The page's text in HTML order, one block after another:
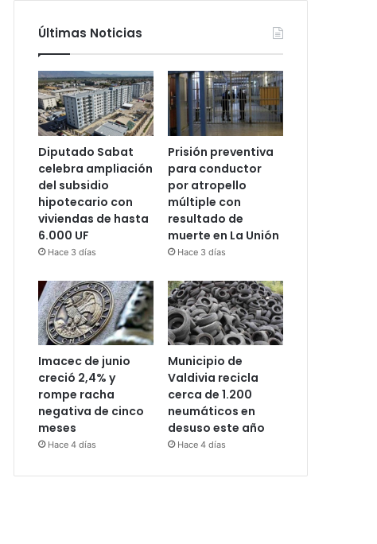
Últimas Noticias
Diputado Sabat
celebra ampliación
del subsidio
hipotecario con
viviendas de hasta
6.000 UF
Hace 3 días
Prisión preventiva
para conductor
por atropello
múltiple con
resultado de
muerte en La Unión
Hace 3 días
Imacec de junio
creció 2,4% y
rompe racha
negativa de cinco
meses
Hace 4 días
Municipio de
Valdivia recicla
cerca de 1.200
neumáticos en
desuso este año
Hace 4 días